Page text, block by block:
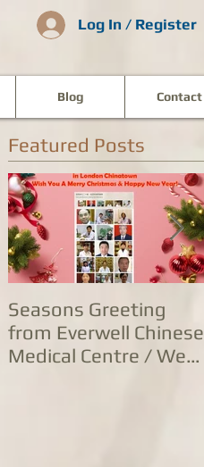
Log In / Register
Blog Contact
Featured Posts
Seasons Greeting
from Everwell Chinese
Medical Centre / We